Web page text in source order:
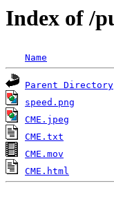
Index of /
Name
Parent Directory
speed.png
CME.jpeg
CME.txt
CME.mov
CME.html